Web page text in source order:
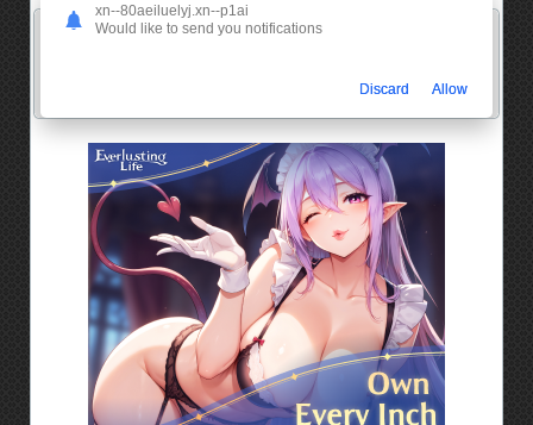
Мнение анимешников об этом аниме:
xn--80aeiluelyj.xn--p1ai
Would like to send you notifications
Discard Allow